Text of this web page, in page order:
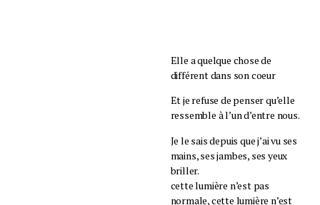
Elle a quelque chose de
différent dans son coeur
Et je refuse de penser qu’elle
ressemble à l’un d’entre nous.
Je le sais depuis que j’ai vu ses
mains, ses jambes, ses yeux
briller.
cette lumière n’est pas
normale, cette lumière n’est